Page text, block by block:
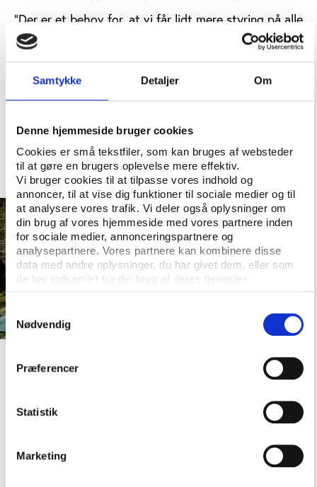
Samtykke Detaljer Om
Denne hjemmeside bruger cookies
Cookies er små tekstfiler, som kan bruges af websteder
til at gøre en brugers oplevelse mere effektiv.
Vi bruger cookies til at tilpasse vores indhold og
annoncer, til at vise dig funktioner til sociale medier og til
at analysere vores trafik. Vi deler også oplysninger om
din brug af vores hjemmeside med vores partnere inden
for sociale medier, annonceringspartnere og
analysepartnere. Vores partnere kan kombinere disse
data med andre oplysninger, du har givet dem, eller som
de har indsamlet fra din brug af deres tjenester.
Samtykkevalg
Nødvendig
Præferencer
Statistik
Marketing
”Der er et behov for, at vi får lidt mere styring på alle
de forskellige forskningsprojekter, vi deltager i. Vi
skal have mere hånd i hanke med, om vi deltager i
hvilke ressourcer vi bruger på at indgå i
forskningsprojekter, og om projekterne udfylder
fortæller Cecilia Maria Pedersen, der er konsulent i
teamet.
forebyggelse ofte er en langsigtet investering, og effekterne kan
være svære at dokumentere i en politisk virkelighed med korte
Da forskningsstrategien fortsat er under udvikling, er